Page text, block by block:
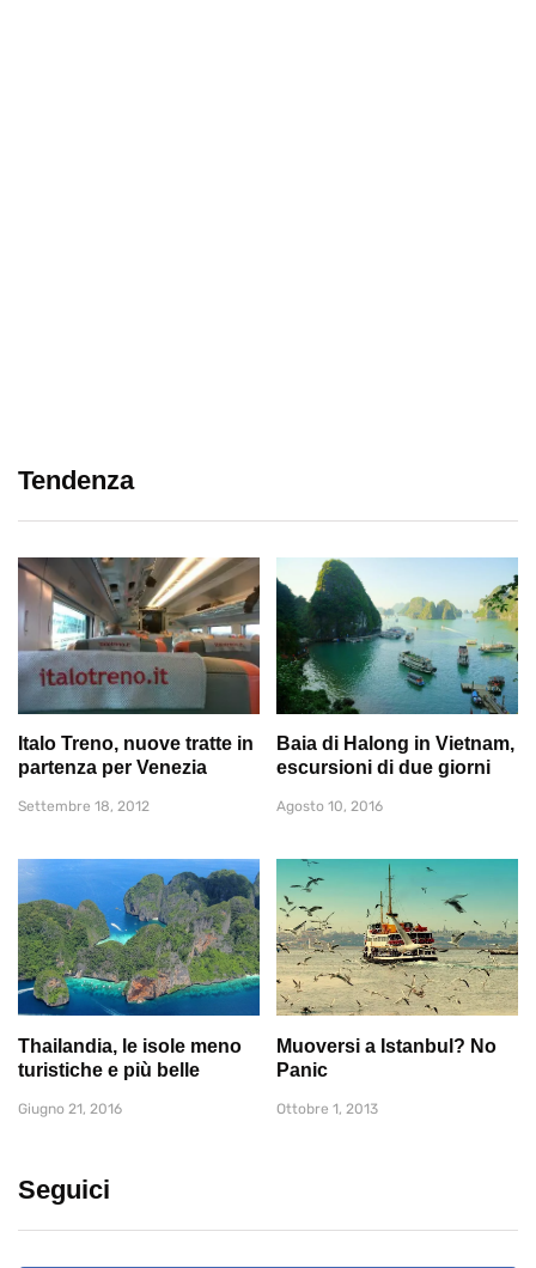
Tendenza
Italo Treno, nuove tratte in
partenza per Venezia
Settembre 18, 2012
Baia di Halong in Vietnam,
escursioni di due giorni
Agosto 10, 2016
Thailandia, le isole meno
turistiche e più belle
Giugno 21, 2016
Muoversi a Istanbul? No
Panic
Ottobre 1, 2013
Seguici